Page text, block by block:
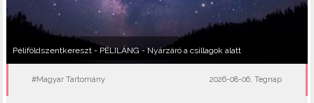
Péliföldszentkereszt - PÉLILÁNG - Nyárzáró a csillagok alatt
#Magyar Tartomány 2026-08-06, Tegnap